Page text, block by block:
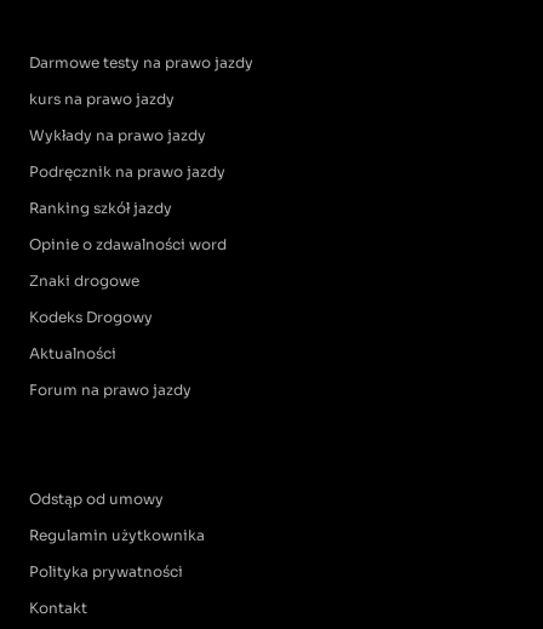
Darmowe testy na prawo jazdy
kurs na prawo jazdy
Wykłady na prawo jazdy
Podręcznik na prawo jazdy
Ranking szkół jazdy
Opinie o zdawalności word
Znaki drogowe
Kodeks Drogowy
Aktualności
Forum na prawo jazdy
Odstąp od umowy
Regulamin użytkownika
Polityka prywatności
Kontakt